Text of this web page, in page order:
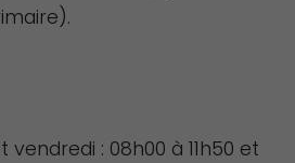
vendredi : 08h00 à 11h50 et